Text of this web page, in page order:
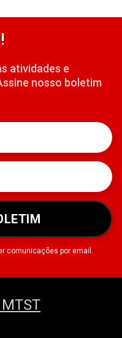
atividades e
nosso boletim
comunicações por email.